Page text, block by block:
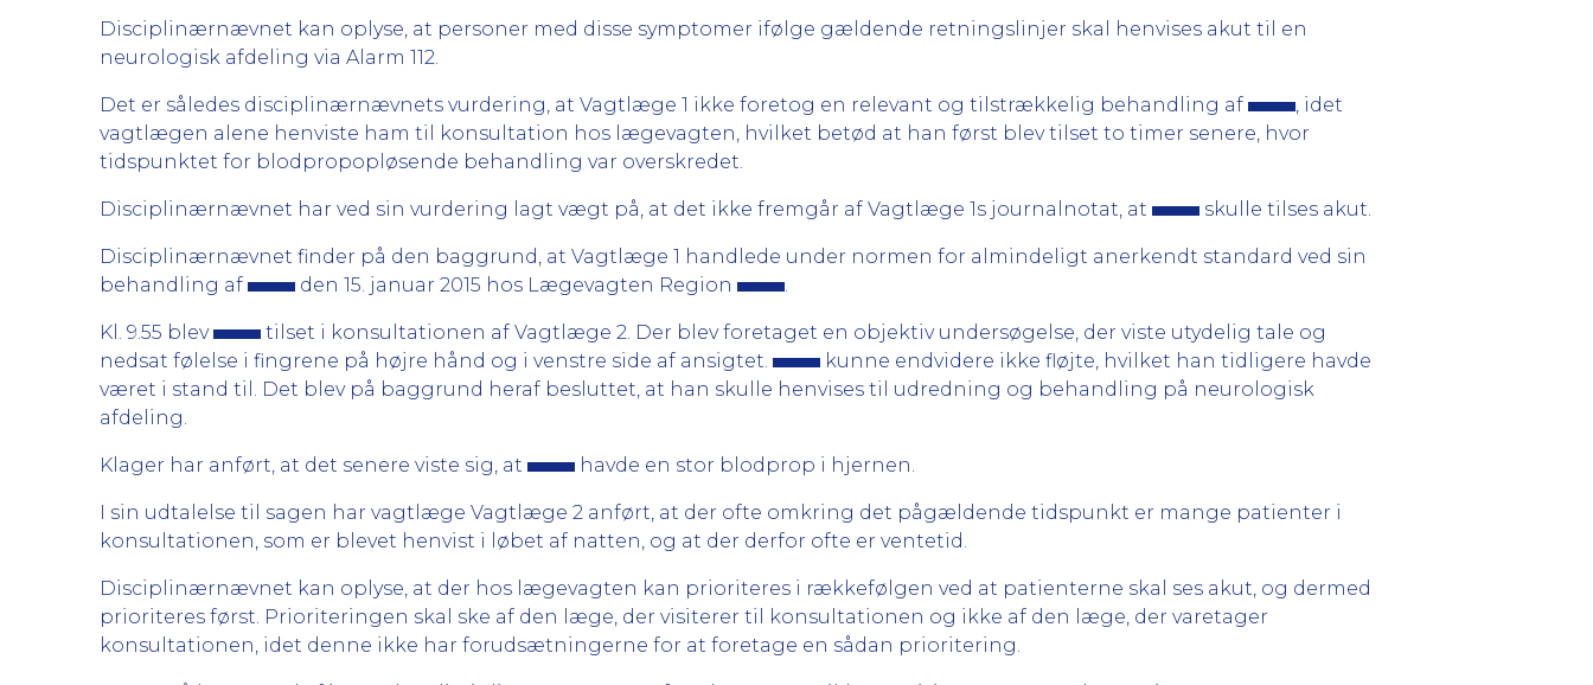
Disciplinærnævnet kan oplyse, at personer med disse symptomer ifølge gældende retningslinjer skal henvises akut til en
neurologisk afdeling via Alarm 112.
Det er således disciplinærnævnets vurdering, at Vagtlæge 1 ikke foretog en relevant og tilstrækkelig behandling af
, idet
vagtlægen alene henviste ham til konsultation hos lægevagten, hvilket betød at han først blev tilset to timer senere, hvor
tidspunktet for blodpropopløsende behandling var overskredet.
Disciplinærnævnet har ved sin vurdering lagt vægt på, at det ikke fremgår af Vagtlæge 1s journalnotat, at skulle tilses akut.
Disciplinærnævnet finder på den baggrund, at Vagtlæge 1 handlede under normen for almindeligt anerkendt standard ved sin
behandling af
den 15. januar 2015 hos Lægevagten Region .
Kl. 9.55 blev
tilset i konsultationen af Vagtlæge 2. Der blev foretaget en objektiv undersøgelse, der viste utydelig tale og
nedsat følelse i fingrene på højre hånd og i venstre side af ansigtet.
kunne endvidere ikke fløjte, hvilket han tidligere havde
været i stand til. Det blev på baggrund heraf besluttet, at han skulle henvises til udredning og behandling på neurologisk
afdeling.
Klager har anført, at det senere viste sig, at havde en stor blodprop i hjernen.
I sin udtalelse til sagen har vagtlæge Vagtlæge 2 anført, at der ofte omkring det pågældende tidspunkt er mange patienter i
konsultationen, som er blevet henvist i løbet af natten, og at der derfor ofte er ventetid.
Disciplinærnævnet kan oplyse, at der hos lægevagten kan prioriteres i rækkefølgen ved at patienterne skal ses akut, og dermed
prioriteres først. Prioriteringen skal ske af den læge, der visiterer til konsultationen og ikke af den læge, der varetager
konsultationen, idet denne ikke har forudsætningerne for at foretage en sådan prioritering.